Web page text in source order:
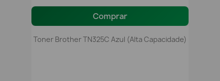
Comprar
Toner Brother TN325C Azul (alta Capacidade)